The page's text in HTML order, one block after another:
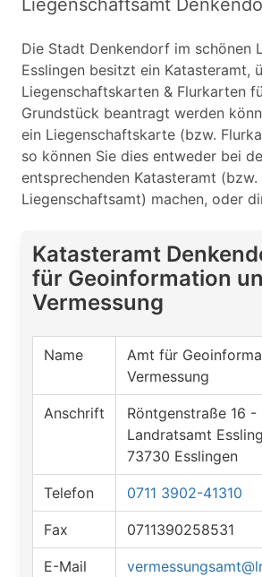
Liegenschaftsamt
Die Stadt Denkendorf im schönen
Esslingen besitzt ein Katasteramt,
Liegenschaftskarten & Flurkarten
Grundstück beantragt werden
ein Liegenschaftskarte (bzw.
so können Sie dies entweder bei
entsprechenden Katasteramt (bzw.
Liegenschaftsamt) machen, oder
Katasteramt
für Geoinformation
Vermessung
Name
Amt für
Vermessung
Anschrift
Röntgenstraße 16 -
Landratsamt
73730 Esslingen
Telefon 0711 3902-41310
Fax 0711390258531
E-Mail